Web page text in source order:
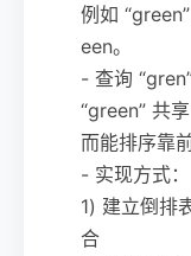
例如
een。
- 查询
“green” 共
而能排序靠前
- 实现方式：
1) 建立倒排
合